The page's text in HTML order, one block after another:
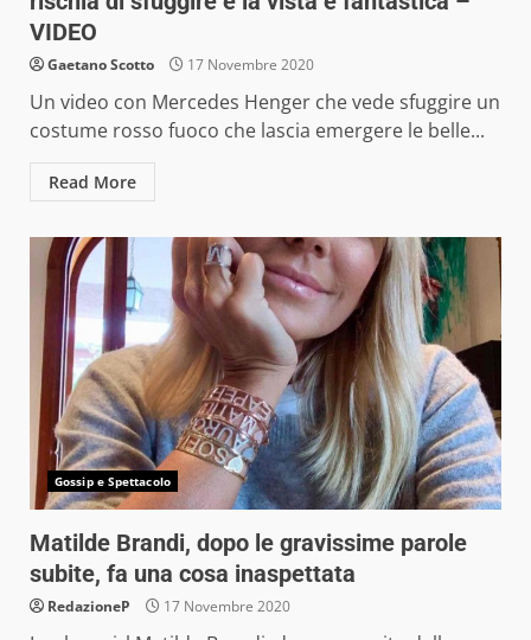
VIDEO
Gaetano Scotto 17 Novembre 2020
Un video con Mercedes Henger che vede sfuggire un
costume rosso fuoco che lascia emergere le belle...
Read More
Gossip e Spettacolo
Matilde Brandi, dopo le gravissime parole
subite, fa una cosa inaspettata
RedazioneP 17 Novembre 2020